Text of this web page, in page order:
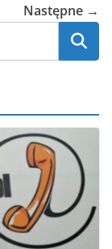
Następne →